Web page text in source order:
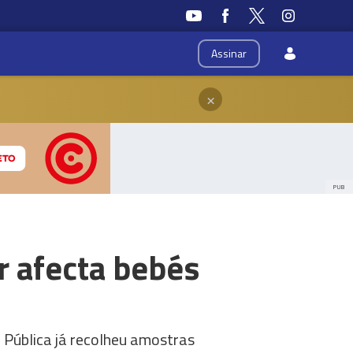
Assinar
×
PUB
afecta bebés
já recolheu amostras